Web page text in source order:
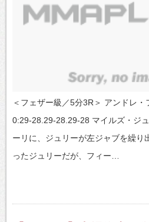
＜フェザー級／5分3R＞ アンドレ
0:29-28.29-28.29-28 マイルズ・ジ
ーリに、ジュリーが左ジャブを繰り
ったジュリーだが、フィー…